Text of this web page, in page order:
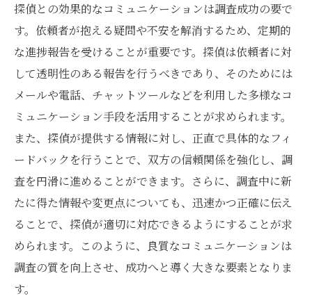
探偵との効果的なコミュニケーションは調査成功の要で
す。依頼者が抱える疑問や不安を解消するため、定期的
な進捗報告を受けることが重要です。探偵は依頼者に対
して透明性のある報告を行うべきであり、そのためには
メールや電話、チャットツールなどを利用した多様なコ
ミュニケーション手段を活用することが求められます。
また、探偵が提供する情報に対し、正直で具体的なフィ
ードバックを行うことで、双方の信頼関係を強化し、調
査を円滑に進めることができます。さらに、調査中に新
たに得た情報や変更点についても、迅速かつ正確に伝え
ることで、探偵が適切に対応できるようにすることが求
められます。このように、良質なコミュニケーションは
調査の質を向上させ、成功へと導く大きな要素となりま
す。